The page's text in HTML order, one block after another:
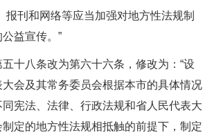
刊和网络等应当加强对地方性法规制
益宣传。”
八条改为第六十六条，修改为：“设
会及其常务委员会根据本市的具体情况
宪法、法律、行政法规和省人民代表大
定的地方性法规相抵触的前提下，制定